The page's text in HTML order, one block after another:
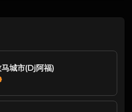
城市(Dj阿福)